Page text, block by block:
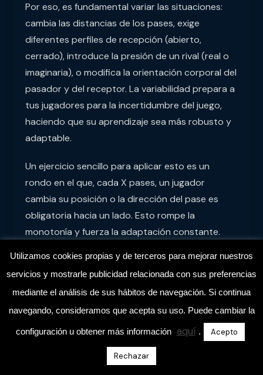
Por eso, es fundamental variar las situaciones:
cambia las distancias de los pases, exige
diferentes perfiles de recepción (abierto,
cerrado), introduce la presión de un rival (real o
imaginaria), o modifica la orientación corporal del
pasador y del receptor. La variabilidad prepara a
tus jugadores para la incertidumbre del juego,
haciendo que su aprendizaje sea más robusto y
adaptable.
Un ejercicio sencillo para aplicar esto es un
rondo en el que, cada X pases, un jugador
cambia su posición o la dirección del pase es
obligatoria hacia un lado. Esto rompe la
monotonía y fuerza la adaptación constante.
4. Feedback Constructivo:
Guía, No Juicio
La neurociencia nos recuerda que el cerebro
aprende mejor con un feedback positivo,
concreto y orientado a la solución. Evita frases
genéricas o negativas como «¡Ese pase no sirve!»
Utilizamos cookies propias y de terceros para mejorar nuestros
servicios y mostrarle publicidad relacionada con sus preferencias
mediante el análisis de sus hábitos de navegación. Si continua
navegando, consideramos que acepta su uso. Puede cambiar la
configuración u obtener más información aquí . Acepto
Rechazar